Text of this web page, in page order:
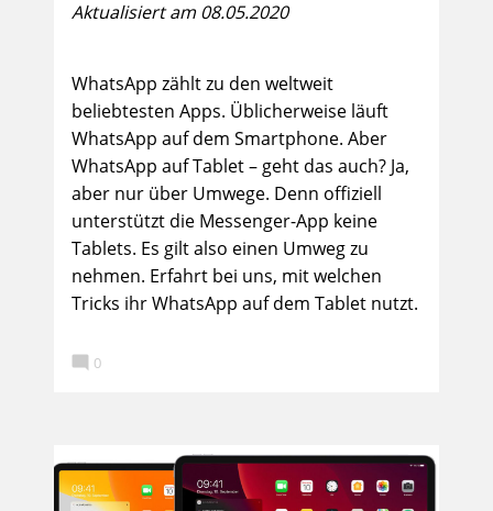
Aktualisiert am 08.05.2020
WhatsApp zählt zu den weltweit
beliebtesten Apps. Üblicherweise läuft
WhatsApp auf dem Smartphone. Aber
WhatsApp auf Tablet – geht das auch? Ja,
aber nur über Umwege. Denn offiziell
unterstützt die Messenger-App keine
Tablets. Es gilt also einen Umweg zu
nehmen. Erfahrt bei uns, mit welchen
Tricks ihr WhatsApp auf dem Tablet nutzt.
 0